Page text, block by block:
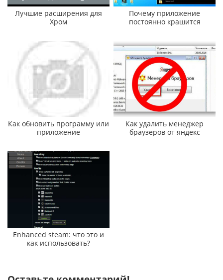
Лучшие расширения для
Хром
Почему приложение
постоянно крашится
Как обновить программу или
приложение
Как удалить менеджер
браузеров от яндекс
Enhanced steam: что это и
как использовать?